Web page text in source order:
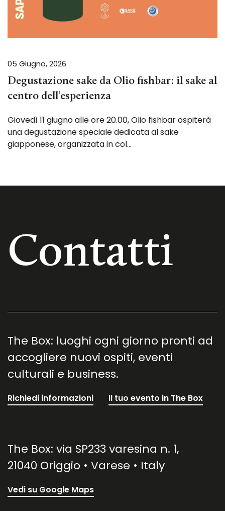
05 Giugno, 2026
Degustazione sake da Olio fishbar: il sake al
centro dell’esperienza
Giovedì 11 giugno alle ore 20.00, Olio fishbar ospiterà
una degustazione speciale dedicata al sake
giapponese, organizzata in col…
Contatti
The Box: luoghi ogni giorno pronti ad
accogliere nuovi ospiti, eventi
culturali e business.
Richiedi informazioni Il tuo evento in The Box
The Box: via SP233 varesina n. 1,
21040 Origgio • Varese • Italy
Vedi su Google Maps